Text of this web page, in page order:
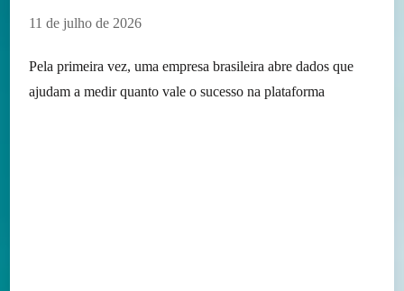
11 de julho de 2026
Pela primeira vez, uma empresa brasileira abre dados que
ajudam a medir quanto vale o sucesso na plataforma